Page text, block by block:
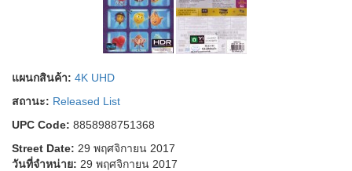
แผนกสินค้า: 4K UHD
สถานะ: Released List
UPC Code: 8858988751368
Street Date: 29 พฤศจิกายน 2017
วันที่จำหน่าย: 29 พฤศจิกายน 2017